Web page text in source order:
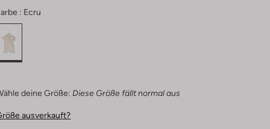
: Ecru
deine Größe: Diese Größe fällt normal aus
ausverkauft?